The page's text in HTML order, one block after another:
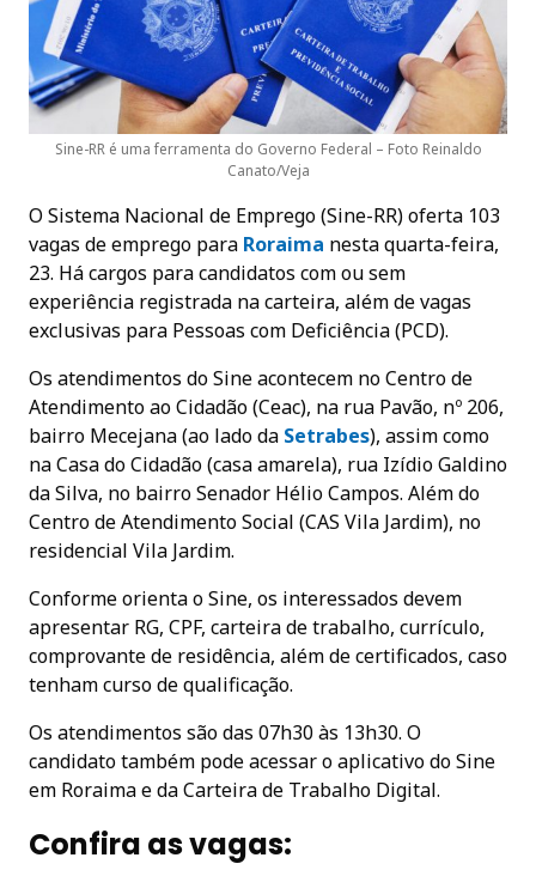
Sine-RR é uma ferramenta do Governo Federal – Foto Reinaldo
Canato/Veja
O Sistema Nacional de Emprego (Sine-RR) oferta 103
vagas de emprego para Roraima nesta quarta-feira,
23. Há cargos para candidatos com ou sem
experiência registrada na carteira, além de vagas
exclusivas para Pessoas com Deficiência (PCD).
Os atendimentos do Sine acontecem no Centro de
Atendimento ao Cidadão (Ceac), na rua Pavão, nº 206,
bairro Mecejana (ao lado da Setrabes), assim como
na Casa do Cidadão (casa amarela), rua Izídio Galdino
da Silva, no bairro Senador Hélio Campos. Além do
Centro de Atendimento Social (CAS Vila Jardim), no
residencial Vila Jardim.
Conforme orienta o Sine, os interessados devem
apresentar RG, CPF, carteira de trabalho, currículo,
comprovante de residência, além de certificados, caso
tenham curso de qualificação.
Os atendimentos são das 07h30 às 13h30. O
candidato também pode acessar o aplicativo do Sine
em Roraima e da Carteira de Trabalho Digital.
Confira as vagas: